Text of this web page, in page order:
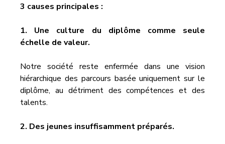
3 causes principales :
1. Une culture du diplôme comme seule
échelle de valeur.
Notre société reste enfermée dans une vision
hiérarchique des parcours basée uniquement sur le
diplôme, au détriment des compétences et des
talents.
2. Des jeunes insuffisamment préparés.